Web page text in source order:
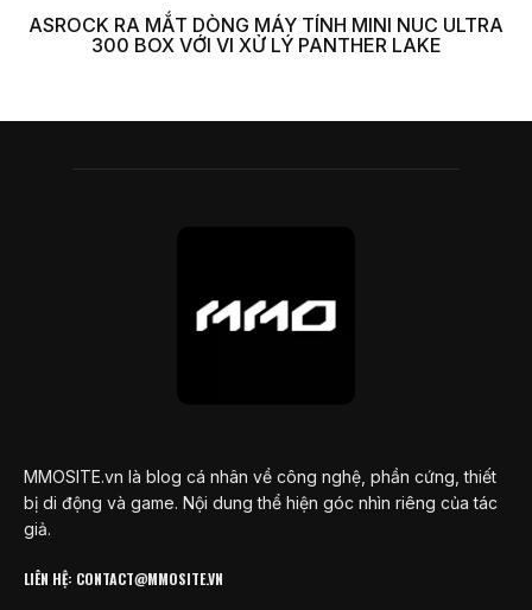
ASROCK RA MẮT DÒNG MÁY TÍNH MINI NUC ULTRA
300 BOX VỚI VI XỬ LÝ PANTHER LAKE
MMOSITE.vn là blog cá nhân về công nghệ, phần cứng, thiết
bị di động và game. Nội dung thể hiện góc nhìn riêng của tác
giả.
LIÊN HỆ: CONTACT@MMOSITE.VN